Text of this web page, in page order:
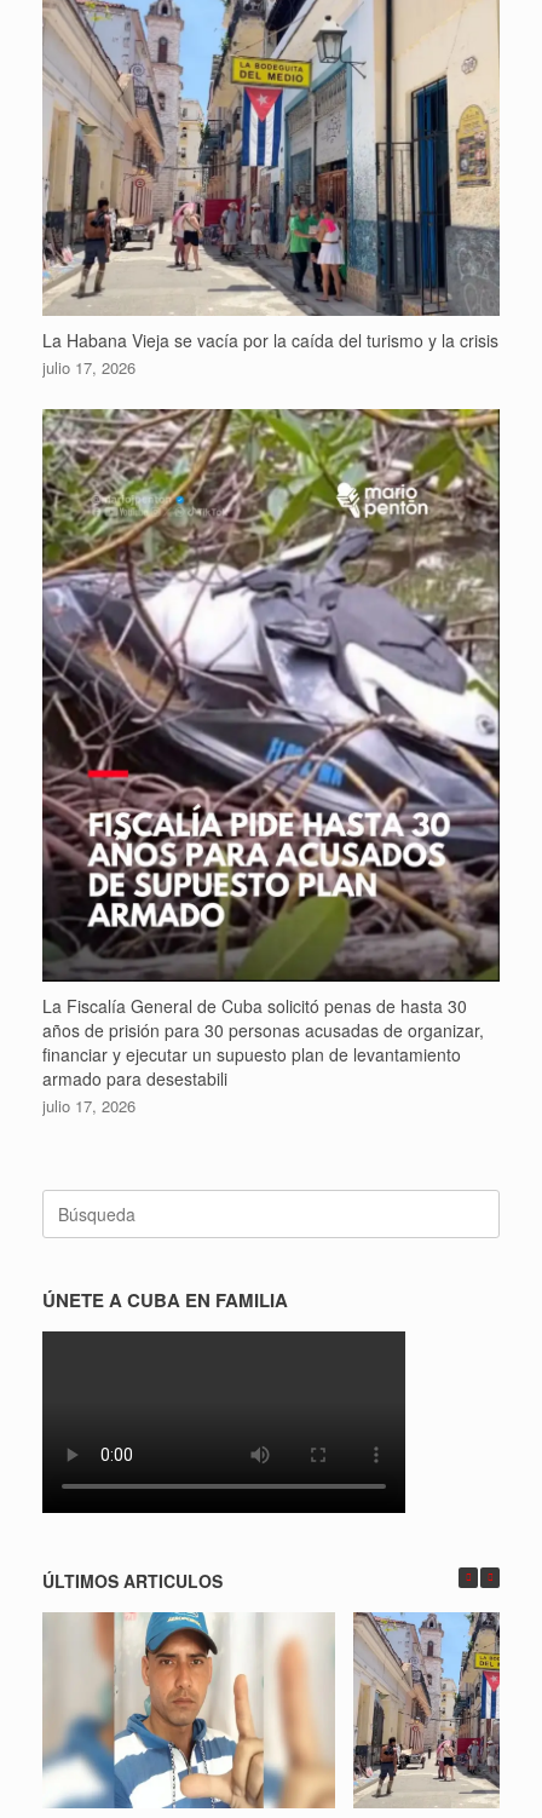
La Habana Vieja se vacía por la caída del turismo y la crisis
julio 17, 2026
La Fiscalía General de Cuba solicitó penas de hasta 30
años de prisión para 30 personas acusadas de organizar,
financiar y ejecutar un supuesto plan de levantamiento
armado para desestabili
julio 17, 2026
Buscar:
ÚNETE A CUBA EN FAMILIA
ÚLTIMOS ARTICULOS